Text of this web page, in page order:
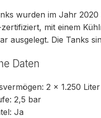
wurden im Jahr
zertifiziert, mit einem
ausgelegt. Die Tanks
Daten
2 × 1.250 Liter
2,5 bar
Ja